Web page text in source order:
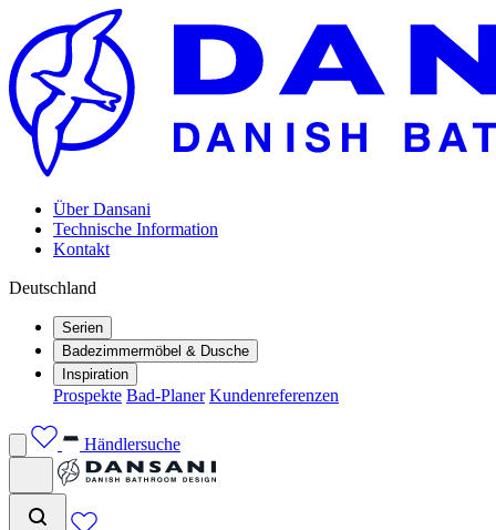
Über Dansani
Technische Information
Kontakt
Deutschland
Serien
Badezimmermöbel & Dusche
Inspiration
Prospekte Bad-Planer Kundenreferenzen
Händlersuche